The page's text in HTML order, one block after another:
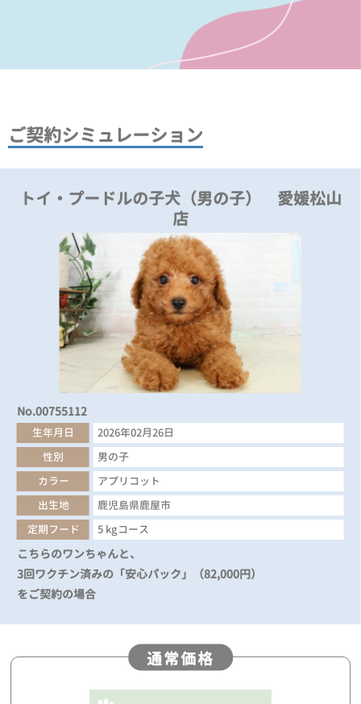
ご契約シミュレーション
トイ・プードルの子犬（男の子） 愛媛松山
店
No.00755112
生年月日
2026年02月26日
性別
男の子
カラー
アプリコット
出生地
鹿児島県鹿屋市
定期フード
5 kgコース
こちらのワンちゃんと、
3回ワクチン済みの「安心パック」（82,000円）
をご契約の場合
通常価格